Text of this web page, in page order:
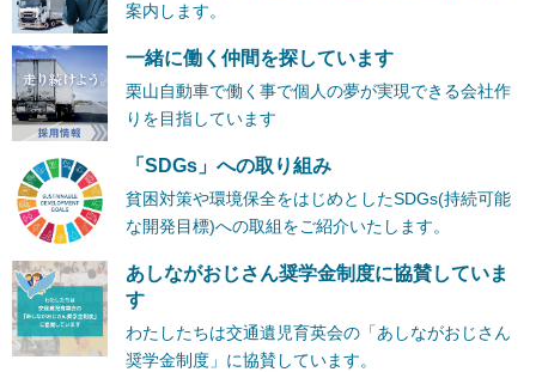
案内します。
一緒に働く仲間を探しています
栗山自動車で働く事で個人の夢が実現できる会社作
りを目指しています
「SDGs」への取り組み
貧困対策や環境保全をはじめとしたSDGs(持続可能
な開発目標)への取組をご紹介いたします。
あしながおじさん奨学金制度に協賛していま
す
わたしたちは交通遺児育英会の「あしながおじさん
奨学金制度」に協賛しています。